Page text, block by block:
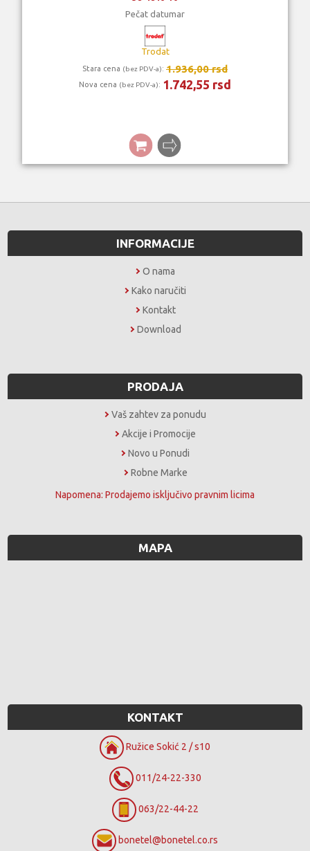
Pečat datumar
Trodat
Stara cena (bez PDV-a): 1.936,00 rsd
Nova cena (bez PDV-a): 1.742,55 rsd
INFORMACIJE
O nama
Kako naručiti
Kontakt
Download
PRODAJA
Vaš zahtev za ponudu
Akcije i Promocije
Novo u Ponudi
Robne Marke
Napomena: Prodajemo isključivo pravnim licima
MAPA
KONTAKT
Ružice Sokić 2 / s10
011/24-22-330
063/22-44-22
bonetel@bonetel.co.rs